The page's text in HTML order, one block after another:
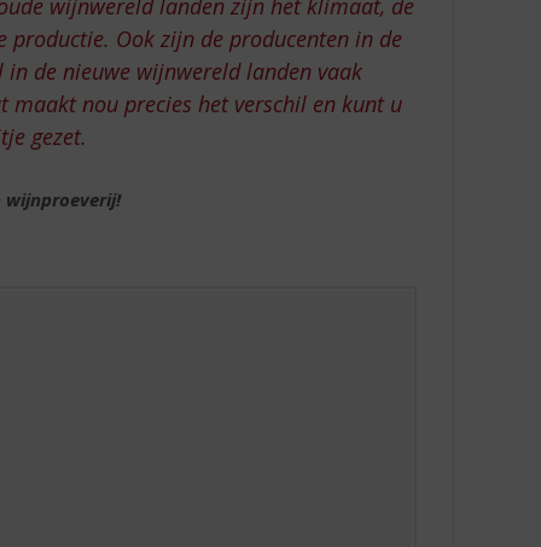
wijnwereld landen zijn het klimaat, de
Ook zijn de producenten in de
de nieuwe wijnwereld landen vaak
maakt nou precies het verschil en kunt u
gezet.
wijnproeverij!